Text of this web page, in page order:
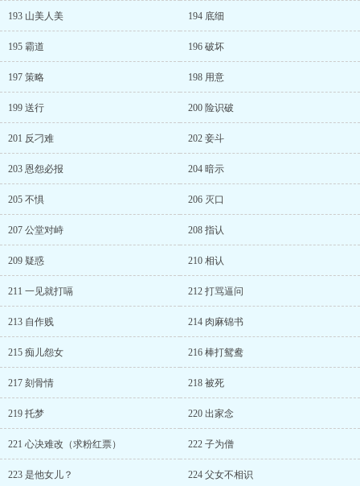
193 山美人美 194 底细
195 霸道 196 破坏
197 策略 198 用意
199 送行 200 险识破
201 反刁难 202 妾斗
203 恩怨必报 204 暗示
205 不惧 206 灭口
207 公堂对峙 208 指认
209 疑惑 210 相认
211 一见就打嗝 212 打骂逼问
213 自作贱 214 肉麻锦书
215 痴儿怨女 216 棒打鸳鸯
217 刻骨情 218 被死
219 托梦 220 出家念
221 心决难改（求粉红票） 222 子为僧
223 是他女儿？ 224 父女不相识